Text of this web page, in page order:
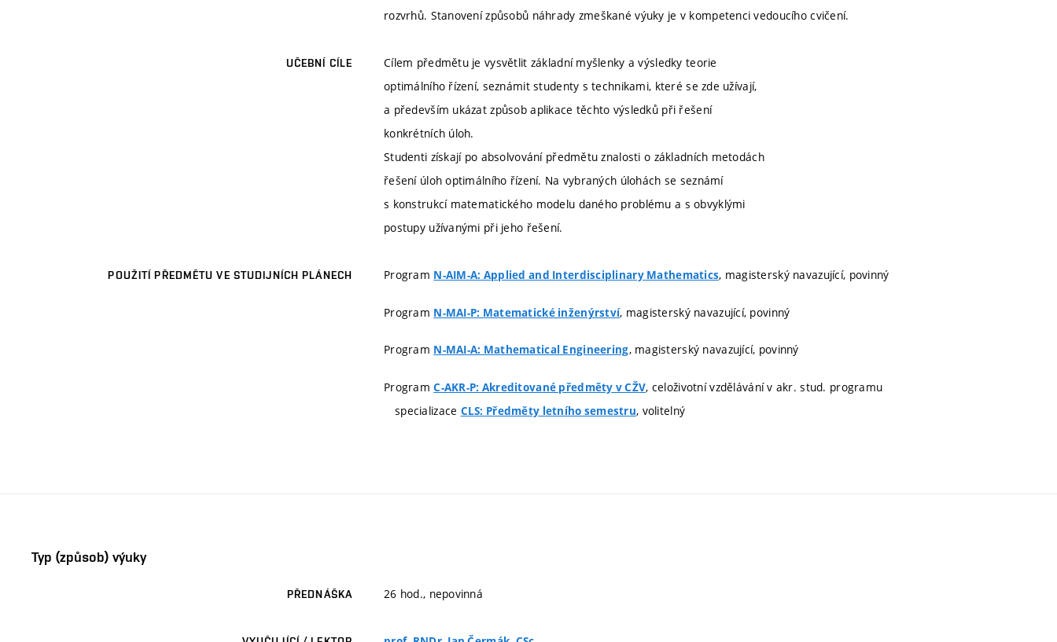
rozvrhů. Stanovení způsobů náhrady zmeškané výuky je v kompetenci vedoucího cvičení.
UČEBNÍ CÍLE
Cílem předmětu je vysvětlit základní myšlenky a výsledky teorie
optimálního řízení, seznámit studenty s technikami, které se zde užívají,
a především ukázat způsob aplikace těchto výsledků při řešení
konkrétních úloh.
Studenti získají po absolvování předmětu znalosti o základních metodách
řešení úloh optimálního řízení. Na vybraných úlohách se seznámí
s konstrukcí matematického modelu daného problému a s obvyklými
postupy užívanými při jeho řešení.
POUŽITÍ PŘEDMĚTU VE STUDIJNÍCH PLÁNECH Program N-AIM-A: Applied and Interdisciplinary Mathematics, magisterský navazující, povinný
Program N-MAI-P: Matematické inženýrství, magisterský navazující, povinný
Program N-MAI-A: Mathematical Engineering, magisterský navazující, povinný
ProgramC-AKR-P: Akreditované předměty v CŽV, celoživotní vzdělávání v akr. stud. programu
specializace CLS: Předměty letního semestru, volitelný
Typ (způsob) výuky
PŘEDNÁŠKA 26 hod., nepovinná